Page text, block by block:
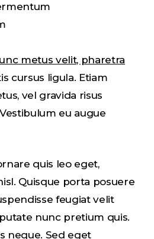
metus velit, pharetra
cursus ligula. Etiam
vel gravida risus
eu augue
quis leo eget,
Quisque porta posuere
feugiat velit
nunc pretium quis.
neque. Sed eget